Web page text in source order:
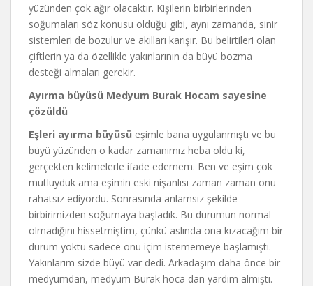
yüzünden çok ağır olacaktır. Kişilerin birbirlerinden
soğumaları söz konusu olduğu gibi, aynı zamanda, sinir
sistemleri de bozulur ve akılları karışır. Bu belirtileri olan
çiftlerin ya da özellikle yakınlarının da büyü bozma
desteği almaları gerekir.
Ayırma büyüsü Medyum Burak Hocam sayesine
çözüldü
Eşleri ayırma büyüsü eşimle bana uygulanmıştı ve bu
büyü yüzünden o kadar zamanımız heba oldu ki,
gerçekten kelimelerle ifade edemem. Ben ve eşim çok
mutluyduk ama eşimin eski nişanlısı zaman zaman onu
rahatsız ediyordu. Sonrasında anlamsız şekilde
birbirimizden soğumaya başladık. Bu durumun normal
olmadığını hissetmiştim, çünkü aslında ona kızacağım bir
durum yoktu sadece onu içim istememeye başlamıştı.
Yakınlarım sizde büyü var dedi. Arkadaşım daha önce bir
medyumdan, medyum Burak hoca dan yardım almıştı.